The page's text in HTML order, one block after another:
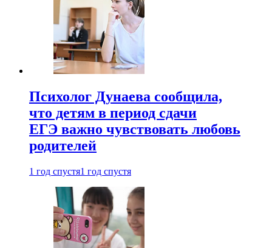
Психолог Дунаева сообщила,
что детям в период сдачи
ЕГЭ важно чувствовать любовь
родителей
1 год спустя1 год спустя